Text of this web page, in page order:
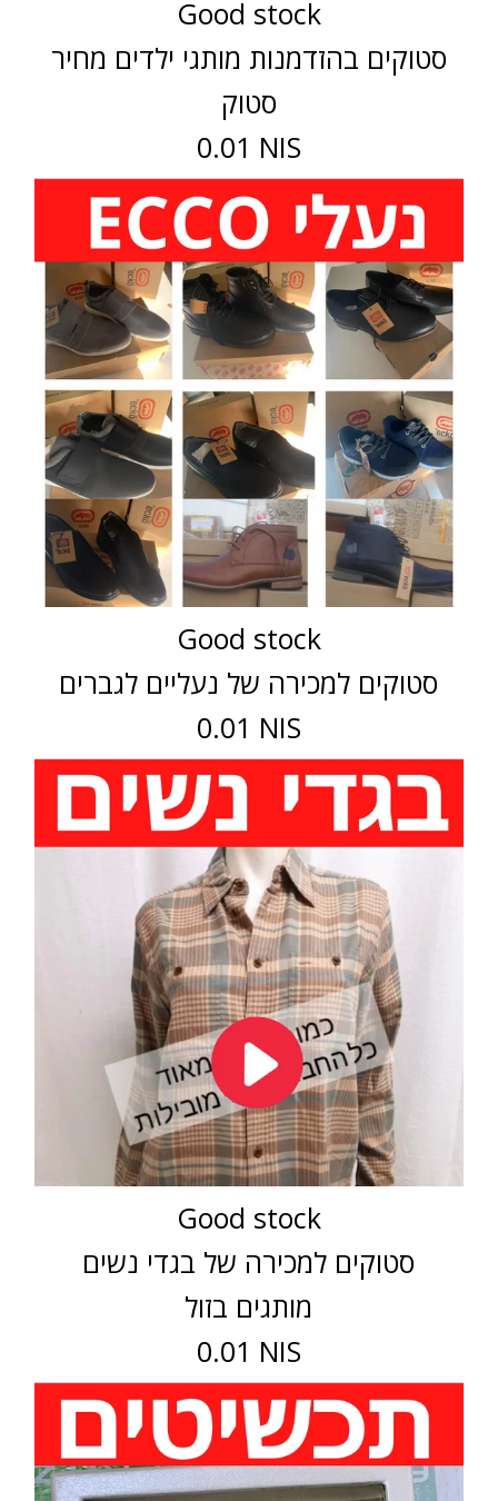
Good stock
סטוקים בהזדמנות מותגי ילדים מחיר
סטוק
0.01 NIS
Good stock
סטוקים למכירה של נעליים לגברים
0.01 NIS
Good stock
סטוקים למכירה של בגדי נשים
מותגים בזול
0.01 NIS